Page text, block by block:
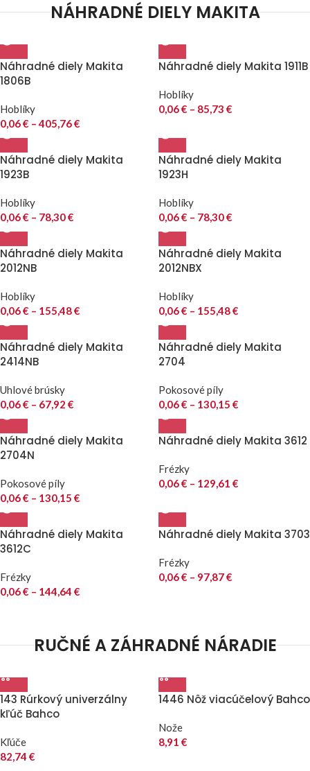
NÁHRADNÉ DIELY MAKITA
Náhradné diely Makita
1806B
Hoblíky
0,06€ – 405,76€
Náhradné diely Makita 1911B
Hoblíky
0,06€ – 85,73 €
Náhradné diely Makita
1923B
Hoblíky
0,06€ – 78,30€
Náhradné diely Makita
1923H
Hoblíky
0,06€ – 78,30€
Náhradné diely Makita
2012NB
Hoblíky
0,06€ – 155,48€
Náhradné diely Makita
2012NBX
Hoblíky
0,06€ – 155,48€
Náhradné diely Makita
2414NB
Uhlové brúsky
0,06€ – 67,92 €
Náhradné diely Makita
2704
Pokosové píly
0,06€ – 130,15 €
Náhradné diely Makita
2704N
Pokosové píly
0,06€ – 130,15 €
Náhradné diely Makita 3612
Frézky
0,06€ – 129,61 €
Náhradné diely Makita
3612C
Frézky
0,06€ – 144,64 €
Náhradné diely Makita 3703
Frézky
0,06€ – 97,87€
RUČNÉ A ZÁHRADNÉ NÁRADIE
143 Rúrkový univerzálny
kľúč Bahco
Kľúče
82,74 €
1446 Nôž viacúčelový Bahco
Nože
8,91 €